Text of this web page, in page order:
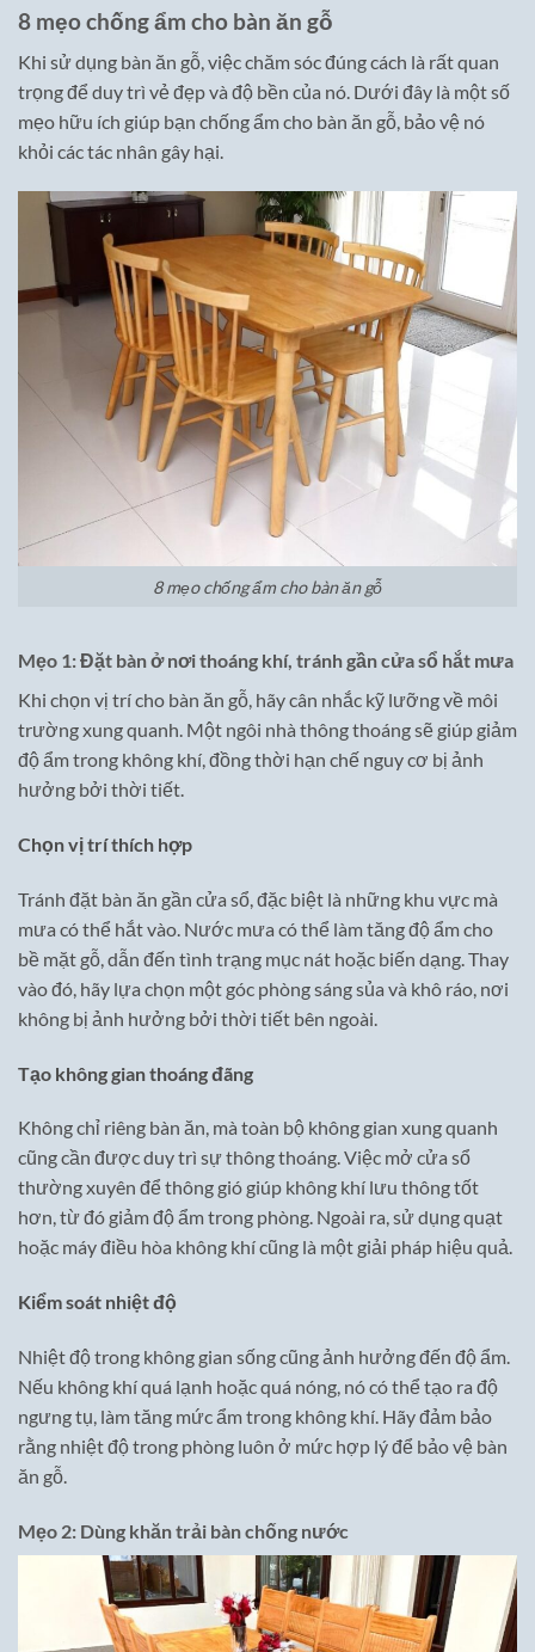
8 mẹo chống ẩm cho bàn ăn gỗ
Khi sử dụng bàn ăn gỗ, việc chăm sóc đúng cách là rất quan
trọng để duy trì vẻ đẹp và độ bền của nó. Dưới đây là một số
mẹo hữu ích giúp bạn chống ẩm cho bàn ăn gỗ, bảo vệ nó
khỏi các tác nhân gây hại.
8 mẹo chống ẩm cho bàn ăn gỗ
Mẹo 1: Đặt bàn ở nơi thoáng khí, tránh gần cửa sổ hắt mưa
Khi chọn vị trí cho bàn ăn gỗ, hãy cân nhắc kỹ lưỡng về môi
trường xung quanh. Một ngôi nhà thông thoáng sẽ giúp giảm
độ ẩm trong không khí, đồng thời hạn chế nguy cơ bị ảnh
hưởng bởi thời tiết.
Chọn vị trí thích hợp
Tránh đặt bàn ăn gần cửa sổ, đặc biệt là những khu vực mà
mưa có thể hắt vào. Nước mưa có thể làm tăng độ ẩm cho
bề mặt gỗ, dẫn đến tình trạng mục nát hoặc biến dạng. Thay
vào đó, hãy lựa chọn một góc phòng sáng sủa và khô ráo, nơi
không bị ảnh hưởng bởi thời tiết bên ngoài.
Tạo không gian thoáng đãng
Không chỉ riêng bàn ăn, mà toàn bộ không gian xung quanh
cũng cần được duy trì sự thông thoáng. Việc mở cửa sổ
thường xuyên để thông gió giúp không khí lưu thông tốt
hơn, từ đó giảm độ ẩm trong phòng. Ngoài ra, sử dụng quạt
hoặc máy điều hòa không khí cũng là một giải pháp hiệu quả.
Kiểm soát nhiệt độ
Nhiệt độ trong không gian sống cũng ảnh hưởng đến độ ẩm.
Nếu không khí quá lạnh hoặc quá nóng, nó có thể tạo ra độ
ngưng tụ, làm tăng mức ẩm trong không khí. Hãy đảm bảo
rằng nhiệt độ trong phòng luôn ở mức hợp lý để bảo vệ bàn
ăn gỗ.
Mẹo 2: Dùng khăn trải bàn chống nước